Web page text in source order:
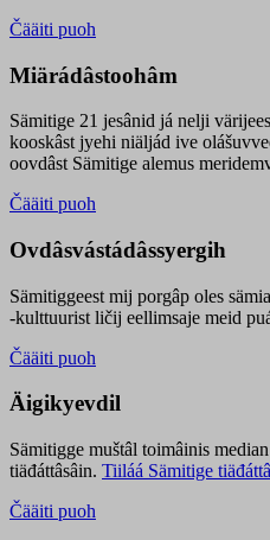
Čääiti puoh
Miärádâstoohâm
Sämitige 21 jesânid já nelji
kooskâst jyehi niäljád ive
oovdâst Sämitige alemus
Čääiti puoh
Ovdâsvástádâssyergih
Sämitiggeest mij porgâp oles
-kulttuurist ličij eellimsaje meid
Čääiti puoh
Äigikyevdil
Sämitigge muštâl toimâinis
tiäđáttâsâin. Tiiláá Sämitige
Čääiti puoh